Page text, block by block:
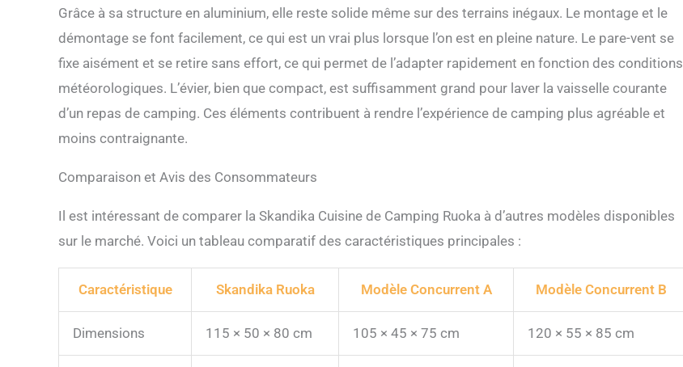
Grâce à sa structure en aluminium, elle reste solide même sur des terrains inégaux. Le montage et le
démontage se font facilement, ce qui est un vrai plus lorsque l’on est en pleine nature. Le pare-vent se
fixe aisément et se retire sans effort, ce qui permet de l’adapter rapidement en fonction des conditions
météorologiques. L’évier, bien que compact, est suffisamment grand pour laver la vaisselle courante
d’un repas de camping. Ces éléments contribuent à rendre l’expérience de camping plus agréable et
moins contraignante.
Comparaison et Avis des Consommateurs
Il est intéressant de comparer la Skandika Cuisine de Camping Ruoka à d’autres modèles disponibles
sur le marché. Voici un tableau comparatif des caractéristiques principales :
Caractéristique Skandika Ruoka Modèle Concurrent A Modèle Concurrent B
Dimensions 115 × 50 × 80 cm 105 × 45 × 75 cm 120 × 55 × 85 cm